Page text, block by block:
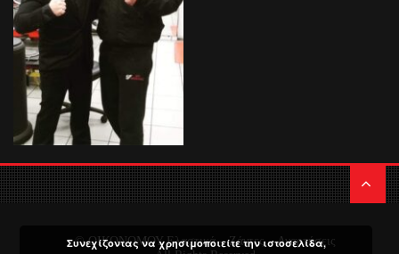
© ΟΙΚΟΝΟΜΟΥ Ελαστικά – Ζάντες – Αναρτήσεις
Συνεχίζοντας να χρησιμοποιείτε την ιστοσελίδα,